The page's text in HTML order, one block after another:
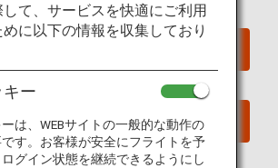
今すぐ予約
して、サービスを快適にご利用
に以下の情報を収集しており
ー
は、WEBサイトの一般的な動作の
す。お客様が安全にフライトを予
グイン状態を継続できるようにし